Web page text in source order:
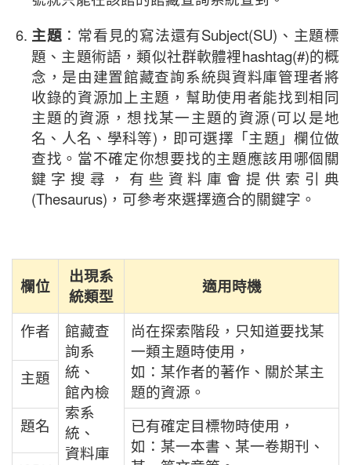
主題 ：常看見的寫法還有Subject(SU)、主題標
題、主題術語，類似社群軟體裡hashtag(#)的概
念，是由建置館藏查詢系統與資料庫管理者將
收錄的資源加上主題，幫助使用者能找到相同
主題的資源，想找某一主題的資源(可以是地
名、人名、學科等)，即可選擇「主題」欄位做
查找。當不確定你想要找的主題應該用哪個關
鍵字搜尋，有些資料庫會提供索引典
(Thesaurus)，可參考來選擇適合的關鍵字。
欄位
出現系
統類型
適用時機
作者
館藏查
詢系
統、
館內檢
索系
統、
資料庫
尚在探索階段，只知道要找某
一類主題時使用，
如：某作者的著作、關於某主
題的資源。
主題
題名
已有確定目標物時使用，
如：某一本書、某一卷期刊、